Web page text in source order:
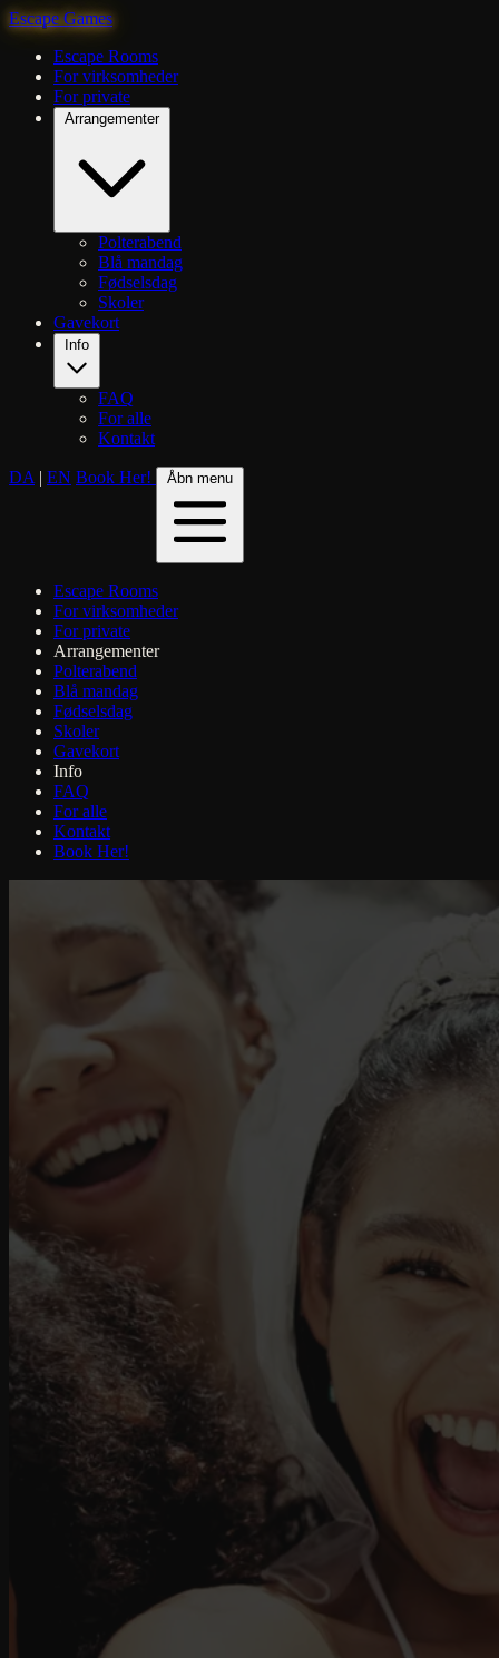
Escape Games
Escape Rooms
For virksomheder
For private
Arrangementer
Polterabend
Blå mandag
Fødselsdag
Skoler
Gavekort
FAQ
For alle
Kontakt
DA | EN Book Her! Åbn menu
Escape Rooms
For virksomheder
For private
Arrangementer
Polterabend
Blå mandag
Fødselsdag
Skoler
Gavekort
Info
FAQ
For alle
Kontakt
Book Her!